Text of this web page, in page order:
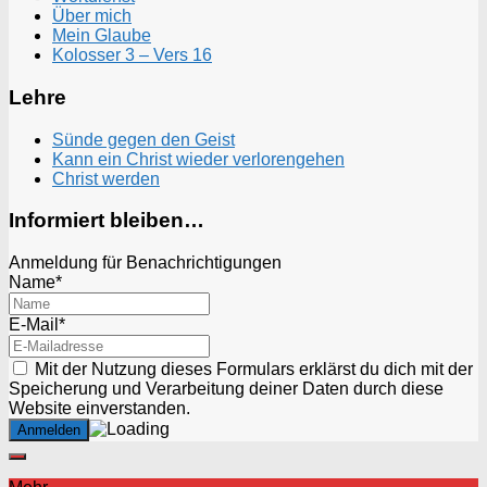
Über mich
Mein Glaube
Kolosser 3 – Vers 16
Lehre
Sünde gegen den Geist
Kann ein Christ wieder verlorengehen
Christ werden
Informiert bleiben…
Anmeldung für Benachrichtigungen
Name*
E-Mail*
Mit der Nutzung dieses Formulars erklärst du dich mit der
Speicherung und Verarbeitung deiner Daten durch diese
Website einverstanden.